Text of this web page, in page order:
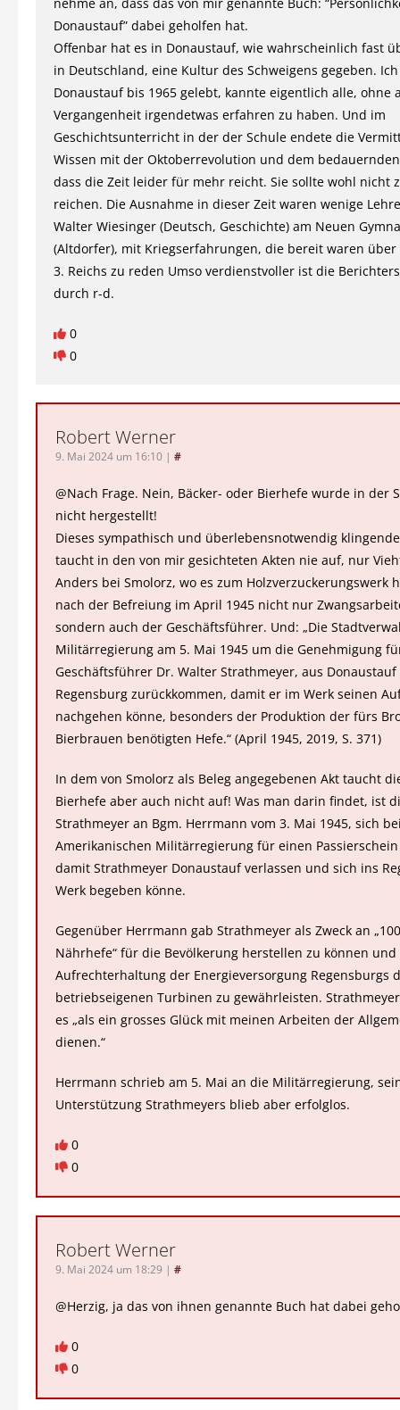
Donaustauf” dabei geholfen hat.
Offenbar hat es in Donaustauf, wie wahrscheinlich fast
in Deutschland, eine Kultur des Schweigens gegeben.
Donaustauf bis 1965 gelebt, kannte eigentlich alle, ohne
Vergangenheit irgendetwas erfahren zu haben. Und im
Geschichtsunterricht in der der Schule endete die
Wissen mit der Oktoberrevolution und dem
dass die Zeit leider für mehr reicht. Sie sollte wohl nicht
reichen. Die Ausnahme in dieser Zeit waren wenige
Walter Wiesinger (Deutsch, Geschichte) am Neuen
(Altdorfer), mit Kriegserfahrungen, die bereit waren über
3. Reichs zu reden Umso verdienstvoller ist die
durch r-d.
0
0
Robert Werner
9. Mai 2024 um 16:10 | #
@Nach Frage. Nein, Bäcker- oder Bierhefe wurde in der
nicht hergestellt!
Dieses sympathisch und überlebensnotwendig
taucht in den von mir gesichteten Akten nie auf, nur
Anders bei Smolorz, wo es zum Holzverzuckerungswerk
nach der Befreiung im April 1945 nicht nur
sondern auch der Geschäftsführer. Und: „Die
Militärregierung am 5. Mai 1945 um die Genehmigung
Geschäftsführer Dr. Walter Strathmeyer, aus Donaustauf
Regensburg zurückkommen, damit er im Werk seinen
nachgehen könne, besonders der Produktion der fürs
Bierbrauen benötigten Hefe.“ (April 1945, 2019, S. 371)
In dem von Smolorz als Beleg angegebenen Akt taucht
Bierhefe aber auch nicht auf! Was man darin findet, ist
Strathmeyer an Bgm. Herrmann vom 3. Mai 1945, sich
Amerikanischen Militärregierung für einen
damit Strathmeyer Donaustauf verlassen und sich ins
Werk begeben könne.
Gegenüber Herrmann gab Strathmeyer als Zweck an
Nährhefe“ für die Bevölkerung herstellen zu können und
Aufrechterhaltung der Energieversorgung Regensburgs
betriebseigenen Turbinen zu gewährleisten.
es „als ein grosses Glück mit meinen Arbeiten der
dienen.“
Herrmann schrieb am 5. Mai an die Militärregierung,
Unterstützung Strathmeyers blieb aber erfolglos.
0
0
Robert Werner
9. Mai 2024 um 18:29 | #
@Herzig, ja das von ihnen genannte Buch hat dabei
0
0